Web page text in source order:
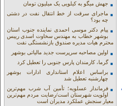
جهش میگو به کیلویی یک میلیون تومان
ماجرای سرقت از خط انتقال نفت در دشتی
چه بود؟
پیام دکتر موسی احمدی نماینده جنوب استان
بوشهر خطاب به مهندس سخاوت اسدی رییس
محترم هیات مدیره صندوق بازنشستگی نفت
اولین مصاحبه سرپرست جدید مالیاتی بوشهر
گرما، کارمندان پارس جنوبی را تعطیل کرد
براساس اعلام استانداری ادارات بوشهر
چهارشنبه تعطیل شد
فرماندار عسلویه؛ تأمین آب شرب مهم‌ترین
اولویت شهرستان است/رضایت مردم مهم‌ترین
معیار سنجش عملکرد مدیران است